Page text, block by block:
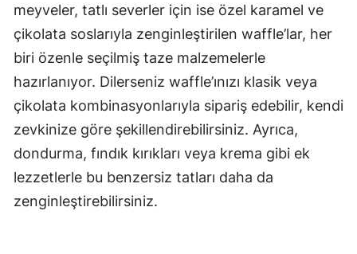
meyveler, tatlı severler için ise özel karamel ve
çikolata soslarıyla zenginleştirilen waffle’lar, her
biri özenle seçilmiş taze malzemelerle
hazırlanıyor. Dilerseniz waffle’ınızı klasik veya
çikolata kombinasyonlarıyla sipariş edebilir, kendi
zevkinize göre şekillendirebilirsiniz. Ayrıca,
dondurma, fındık kırıkları veya krema gibi ek
lezzetlerle bu benzersiz tatları daha da
zenginleştirebilirsiniz.